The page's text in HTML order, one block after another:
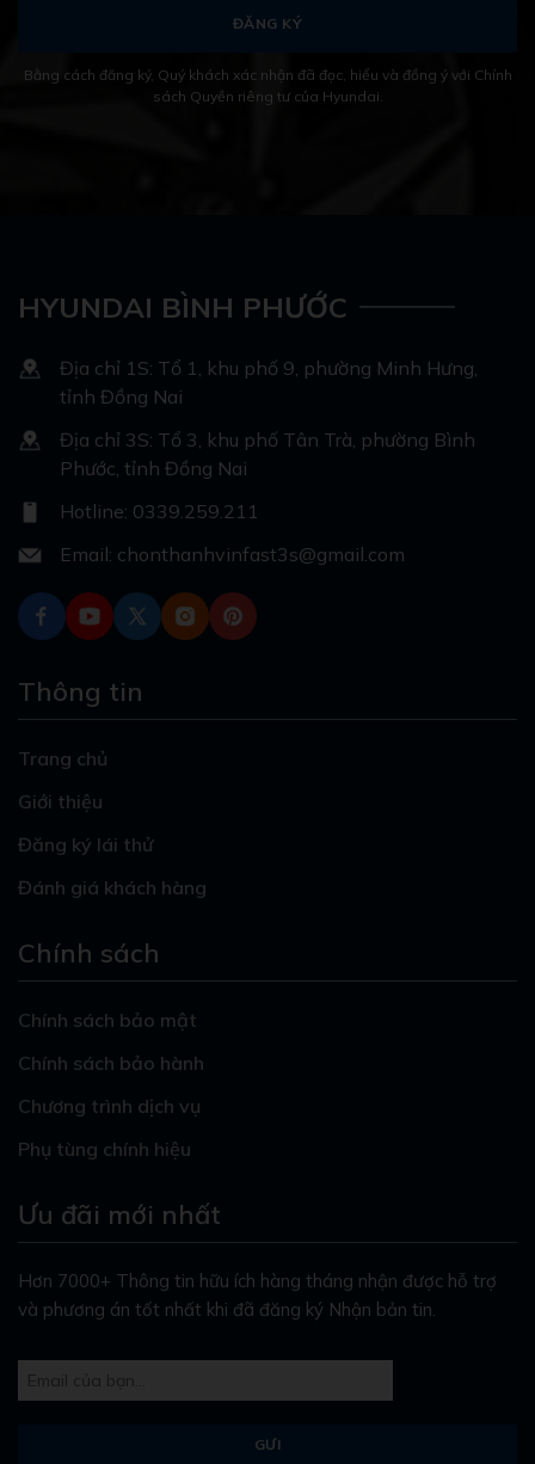
Bằng cách đăng ký, Quý khách xác nhận đã đọc, hiểu và đồng ý với Chính
sách Quyền riêng tư của Hyundai.
HYUNDAI BÌNH PHƯỚC
Địa chỉ 1S: Tổ 1, khu phố 9, phường Minh Hưng,
tỉnh Đồng Nai
Địa chỉ 3S: Tổ 3, khu phố Tân Trà, phường Bình
Phước, tỉnh Đồng Nai
Hotline: 0339.259.211
Email: chonthanhvinfast3s@gmail.com
Thông tin
Trang chủ
Giới thiệu
Đăng ký lái thử
Đánh giá khách hàng
Chính sách
Chính sách bảo mật
Chính sách bảo hành
Chương trình dịch vụ
Phụ tùng chính hiệu
Ưu đãi mới nhất
Hơn 7000+ Thông tin hữu ích hàng tháng nhận được hỗ trợ
và phương án tốt nhất khi đã đăng ký Nhận bản tin.